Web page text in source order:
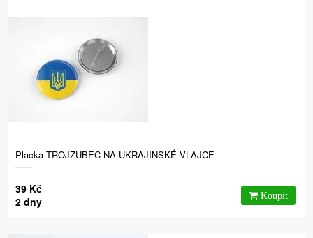
Placka TROJZUBEC NA UKRAJINSKÉ VLAJCE
39 Kč
2 dny